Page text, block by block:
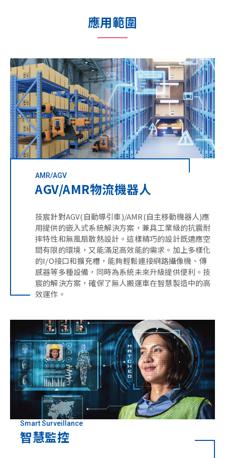
應用範圍
AMR/AGV
AGV/AMR物流機器人
技宸針對AGV(自動導引車)/AMR(自主移動機器人)應
用提供的嵌入式系統解決方案，兼具工業級的抗震耐
摔特性和無風扇散熱設計。這樣精巧的設計既適應空
間有限的環境，又能滿足高效能的需求。加上多樣化
的I/O接口和擴充槽，能夠輕鬆連接網路攝像機、傳
感器等多種設備，同時為系統未來升級提供便利。技
宸的解決方案，確保了無人搬運車在智慧製造中的高
效運作。
Smart Surveillance
智慧監控